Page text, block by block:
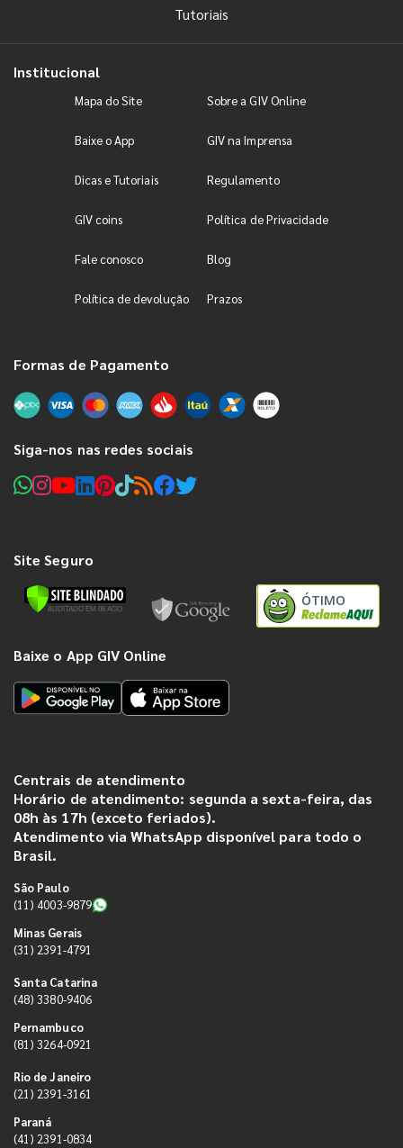
Tutoriais
Institucional
Mapa do Site Sobre a GIV Online
Baixe o App GIV na Imprensa
Dicas e Tutoriais Regulamento
GIV coins Política de Privacidade
Fale conosco Blog
Política de devolução Prazos
Formas de Pagamento
Siga-nos nas redes sociais
Site Seguro
ÓTIMO
Baixe o App GIV Online
Centrais de atendimento
Horário de atendimento: segunda a sexta-feira, das
08h às 17h (exceto feriados).
Atendimento via WhatsApp disponível para todo o
Brasil.
São Paulo
(11) 4003-9879
Minas Gerais
(31) 2391-4791
Santa Catarina
(48) 3380-9406
Pernambuco
(81) 3264-0921
Rio de Janeiro
(21) 2391-3161
Paraná
(41) 2391-0834